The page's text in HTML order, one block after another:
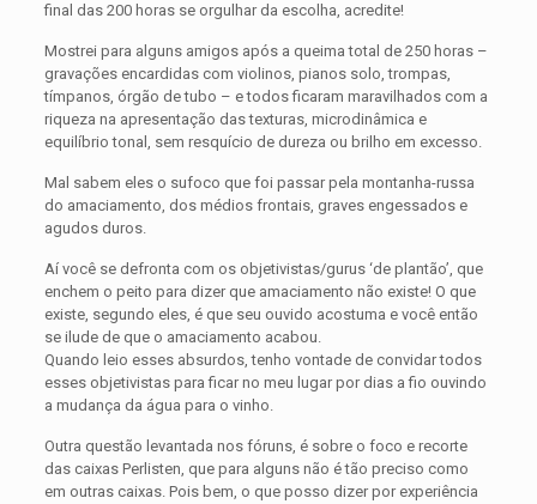
final das 200 horas se orgulhar da escolha, acredite!
Mostrei para alguns amigos após a queima total de 250 horas –
gravações encardidas com violinos, pianos solo, trompas,
tímpanos, órgão de tubo – e todos ficaram maravilhados com a
riqueza na apresentação das texturas, microdinâmica e
equilíbrio tonal, sem resquício de dureza ou brilho em excesso.
Mal sabem eles o sufoco que foi passar pela montanha-russa
do amaciamento, dos médios frontais, graves engessados e
agudos duros.
Aí você se defronta com os objetivistas/gurus ‘de plantão’, que
enchem o peito para dizer que amaciamento não existe! O que
existe, segundo eles, é que seu ouvido acostuma e você então
se ilude de que o amaciamento acabou.
Quando leio esses absurdos, tenho vontade de convidar todos
esses objetivistas para ficar no meu lugar por dias a fio ouvindo
a mudança da água para o vinho.
Outra questão levantada nos fóruns, é sobre o foco e recorte
das caixas Perlisten, que para alguns não é tão preciso como
em outras caixas. Pois bem, o que posso dizer por experiência